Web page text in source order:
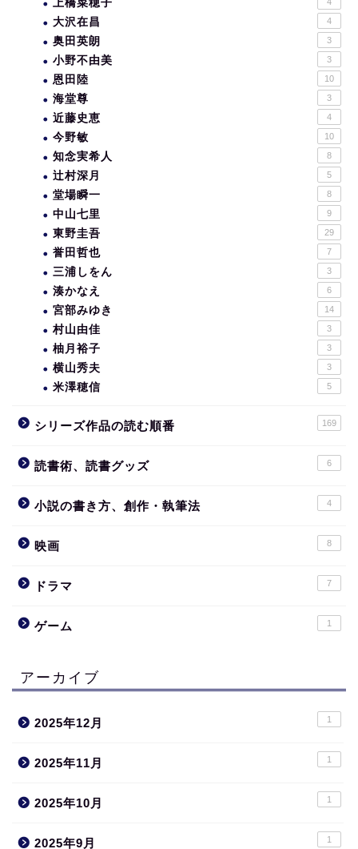
上橋菜穂子
大沢在昌 4
奥田英朗 3
小野不由美 3
恩田陸 10
海堂尊 3
近藤史恵 4
今野敏 10
知念実希人 8
辻村深月 5
堂場瞬一 8
中山七里 9
東野圭吾 29
誉田哲也 7
三浦しをん 3
湊かなえ 6
宮部みゆき 14
村山由佳 3
柚月裕子 3
横山秀夫 3
米澤穂信 5
シリーズ作品の読む順番 169
読書術、読書グッズ 6
小説の書き方、創作・執筆法 4
映画 8
ドラマ 7
ゲーム 1
アーカイブ
2025年12月 1
2025年11月 1
2025年10月 1
2025年9月 1